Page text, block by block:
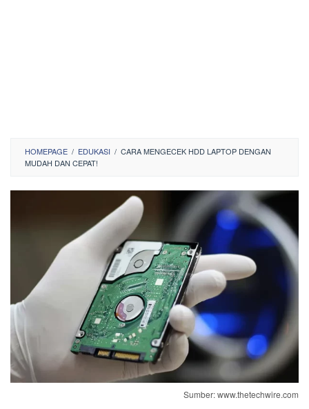
HOMEPAGE / EDUKASI / CARA MENGECEK HDD LAPTOP DENGAN
MUDAH DAN CEPAT!
Sumber: www.thetechwire.com